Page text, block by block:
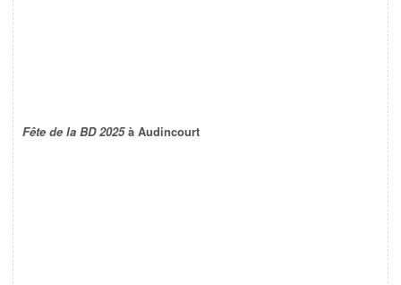
Fête de la BD 2025à Audincourt